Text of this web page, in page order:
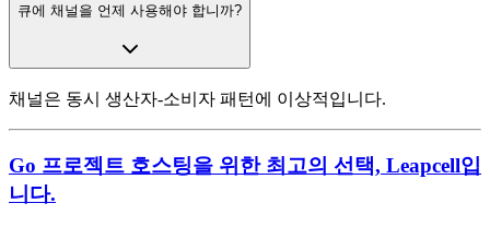
큐에 채널을 언제 사용해야 합니까?
채널은 동시 생산자-소비자 패턴에 이상적입니다.
Go 프로젝트 호스팅을 위한 최고의 선택, Leapcell입
니다.